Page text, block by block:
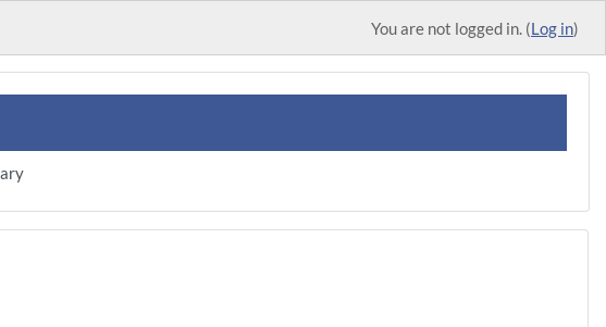
You are not logged in. (Log in)